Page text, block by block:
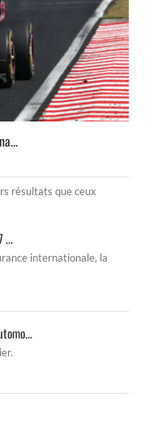
résultats que ceux
...
internationale, la